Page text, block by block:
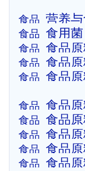
食品 营养
食品 食用
食品 食品
食品 食品
食品 食品
食品 食品
食品 食品
食品 食品
食品 食品
食品 食品